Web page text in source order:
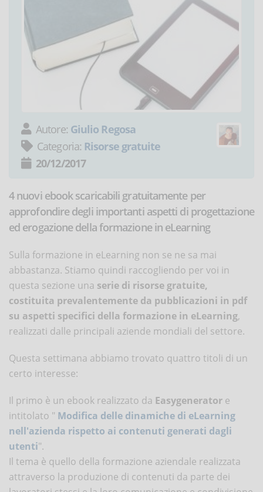
Autore: Giulio Regosa
Categoria: Risorse gratuite
20/12/2017
4 nuovi ebook scaricabili gratuitamente per
approfondire degli importanti aspetti di progettazione
ed erogazione della formazione in eLearning
Sulla formazione in eLearning non se ne sa mai
abbastanza. Stiamo quindi raccogliendo per voi in
questa sezione una serie di risorse gratuite,
costituita prevalentemente da pubblicazioni in pdf
su aspetti specifici della formazione in eLearning,
realizzati dalle principali aziende mondiali del settore.
Questa settimana abbiamo trovato quattro titoli di un
certo interesse:
Il primo è un ebook realizzato da Easygenerator e
intitolato " Modifica delle dinamiche di eLearning
nell'azienda rispetto ai contenuti generati dagli
utenti".
Il tema è quello della formazione aziendale realizzata
attraverso la produzione di contenuti da parte dei